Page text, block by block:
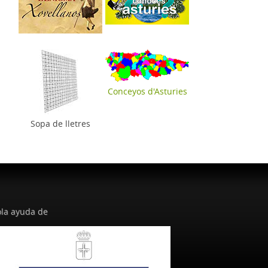
Sopa de lletres
Conceyos d'Asturies
ayuda de